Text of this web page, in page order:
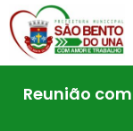
Reunião